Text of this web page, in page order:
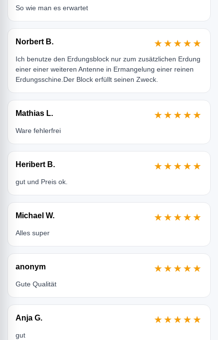
So wie man es erwartet
Norbert B. ★★★★★
Ich benutze den Erdungsblock nur zum zusätzlichen Erdung
einer einer weiteren Antenne in Ermangelung einer reinen
Erdungsschine.Der Block erfüllt seinen Zweck.
Mathias L. ★★★★★
Ware fehlerfrei
Heribert B. ★★★★★
gut und Preis ok.
Michael W. ★★★★★
Alles super
anonym ★★★★★
Gute Qualität
Anja G. ★★★★★
gut